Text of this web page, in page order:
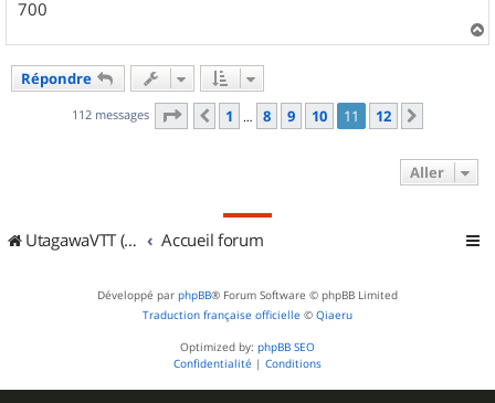
700
a
Répondre
112 messages Page 11 sur12
Précédent
1 … 8 9 10 11 12
Aller
UtagawaVTT (Randos VTT et VTTAE avec traces GPS) Accueil forum
Développé par phpBB® Forum Software © phpBB Limited
Traduction française officielle © Qiaeru
Optimized by: phpBB SEO
Confidentialité | Conditions